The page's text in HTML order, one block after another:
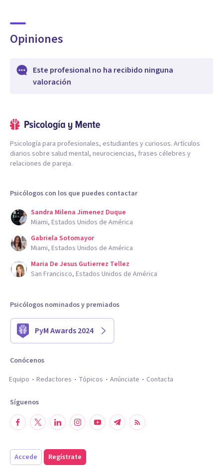
Opiniones
Este profesional no ha recibido ninguna
valoración
Psicología para profesionales, estudiantes y curiosos. Artículos
diarios sobre salud mental, neurociencias, frases célebres y
relaciones de pareja.
Psicólogos con los que puedes contactar
Sandra Milena Jimenez Duque
Miami, Estados Unidos de América
Gabriela Sotomayor
Miami, Estados Unidos de América
Maria De Jesus Gutierrez Tellez
San Francisco, Estados Unidos de América
Psicólogos nominados y premiados
PyM Awards 2024
Conócenos
Equipo
Redactores Tópicos Anúnciate Contacta
Síguenos
Accede Regístrate